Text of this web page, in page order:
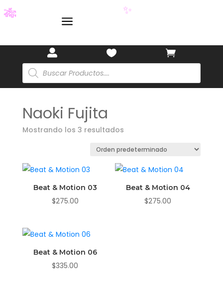
a
 

Búsqueda
de
productos
Naoki Fujita
Mostrando los 3 resultados
Beat & Motion 03
$275.00
Beat & Motion 04
$275.00
Beat & Motion 06
$335.00